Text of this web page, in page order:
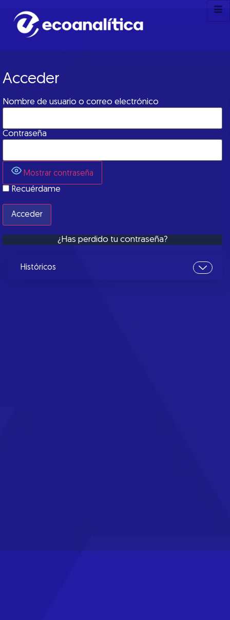
Acceder
Nombre de usuario o correo electrónico
Contraseña
Mostrar contraseña
Recuérdame
¿Has perdido tu contraseña?
Históricos